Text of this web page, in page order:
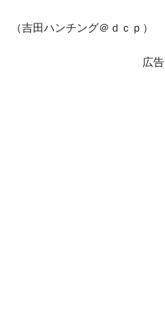
ほぼ終わった」
（吉田ハンチング＠ｄｃｐ）
広告